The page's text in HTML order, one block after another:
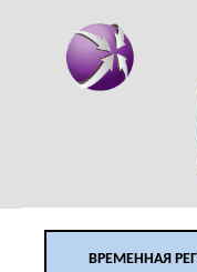
ВРЕМЕННАЯ